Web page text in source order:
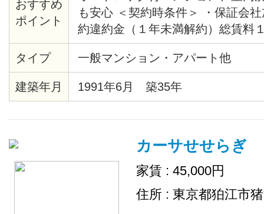
おすすめ
ポイント
も安心 ＜契約時条件＞ ・保証会
約違約金（１年未満解約）総賃料
清掃代35,000円（税別）契約時徴
タイプ
一般マンション・アパート他
建築年月 1991年6月 築35年
カーサせせらぎ
家賃 : 45,000円
住所 : 東京都狛江市